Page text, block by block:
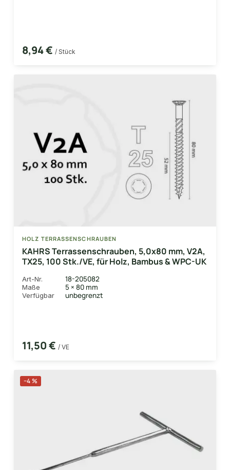
8,94 € / Stück
HOLZ TERRASSENSCHRAUBEN
KAHRS Terrassenschrauben, 5,0x80 mm, V2A,
TX25, 100 Stk./VE, für Holz, Bambus & WPC-UK
Art-Nr. 18-205082
Maße 5 × 80 mm
Verfügbar unbegrenzt
11,50 € / VE
−4 %